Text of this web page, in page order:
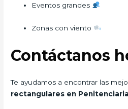
Eventos grandes
Zonas con viento
Contáctanos
Te ayudamos a encontrar las
rectangulares en Penitenciaria